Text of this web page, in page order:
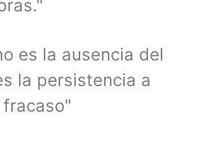
es la ausencia del
la persistencia a